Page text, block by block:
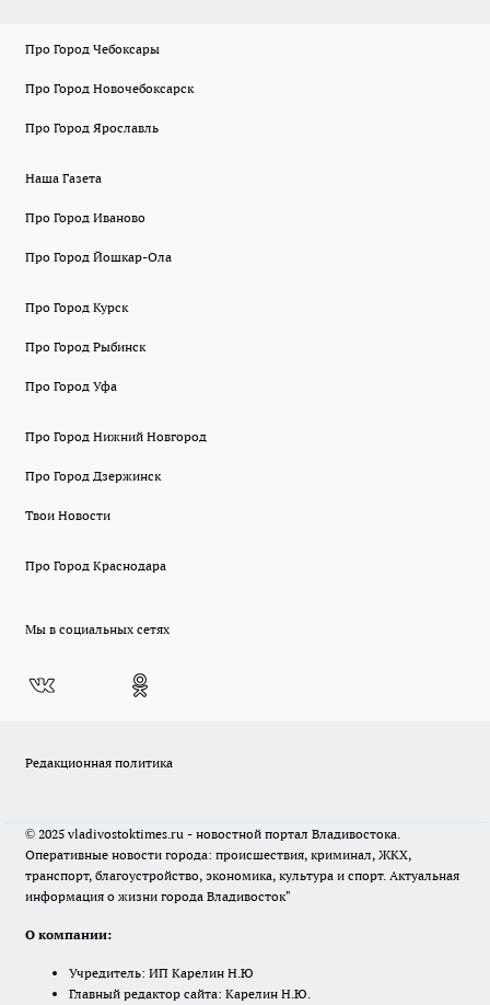
Про Город Чебоксары
Про Город Новочебоксарск
Про Город Ярославль
Наша Газета
Про Город Иваново
Про Город Йошкар-Ола
Про Город Курск
Про Город Рыбинск
Про Город Уфа
Про Город Нижний Новгород
Про Город Дзержинск
Твои Новости
Про Город Краснодара
Мы в социальных сетях
Редакционная политика
© 2025 vladivostoktimes.ru - новостной портал Владивостока.
Оперативные новости города: происшествия, криминал, ЖКХ,
транспорт, благоустройство, экономика, культура и спорт. Актуальная
информация о жизни города Владивосток"
О компании:
Учредитель: ИП Карелин Н.Ю
Главный редактор сайта: Карелин Н.Ю.